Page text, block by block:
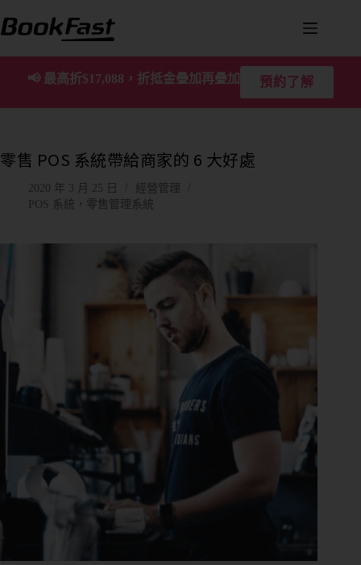
📢 最高折$17,088，折抵金疊加再疊加 預約了解
零售 POS 系統帶給商家的 6 大好處
2020 年 3 月 25 日
經營管理
POS 系統，零售管理系統